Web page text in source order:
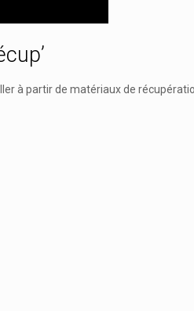
à partir de matériaux de